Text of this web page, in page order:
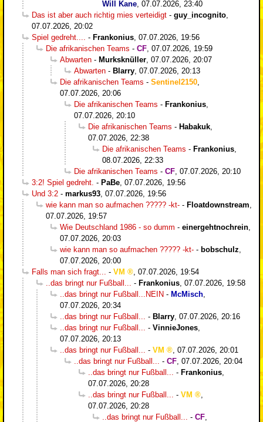
Will Kane 07.07.2026, 23:40
Das ist aber auch richtig mies verteidigt - guy_incognito
07.07.2026, 20:02
Spiel gedreht....
- Frankonius 07.07.2026, 19:56
Die afrikanischen Teams - CF 07.07.2026, 19:59
Abwarten - Murksknüller 07.07.2026, 20:07
Abwarten - Blarry 07.07.2026, 20:13
Die afrikanischen Teams - Sentinel2150
07.07.2026, 20:06
Die afrikanischen Teams - Frankonius
07.07.2026, 20:10
Die afrikanischen Teams - Habakuk
07.07.2026, 22:38
Die afrikanischen Teams - Frankonius
08.07.2026, 22:33
Die afrikanischen Teams - CF 07.07.2026, 20:10
3:2! Spiel gedreht. - PaBe 07.07.2026, 19:56
Und 3:2 - markus93 07.07.2026, 19:56
wie kann man so aufmachen ????? -kt- - Floatdownstream
07.07.2026, 19:57
Wie Deutschland 1986 - so dumm - einergehtnochrein
07.07.2026, 20:03
wie kann man so aufmachen ????? -kt- - bobschulz
07.07.2026, 20:00
Falls man sich fragt...
- VM
07.07.2026, 19:54
..das bringt nur Fußball...
- Frankonius 07.07.2026, 19:58
..das bringt nur Fußball...NEIN - McMisch
07.07.2026, 20:34
..das bringt nur Fußball...
- Blarry 07.07.2026, 20:16
..das bringt nur Fußball...
- VinnieJones
07.07.2026, 20:13
..das bringt nur Fußball...
- VM
07.07.2026, 20:01
..das bringt nur Fußball...
- CF 07.07.2026, 20:04
..das bringt nur Fußball...
- Frankonius
07.07.2026, 20:28
..das bringt nur Fußball...
- VM
07.07.2026, 20:28
..das bringt nur Fußball...
- CF